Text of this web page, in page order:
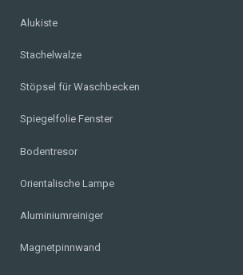
Alukiste
Stachelwalze
Stöpsel für Waschbecken
Spiegelfolie Fenster
Bodentresor
Orientalische Lampe
Aluminiumreiniger
Magnetpinnwand